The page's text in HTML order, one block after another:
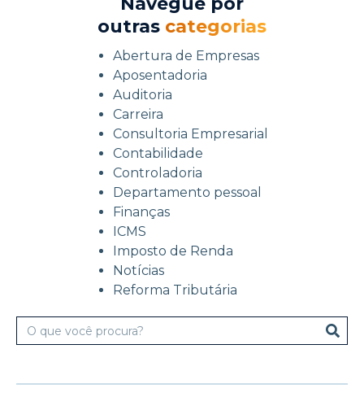
outras categorias
Abertura de Empresas
Aposentadoria
Auditoria
Carreira
Consultoria Empresarial
Contabilidade
Controladoria
Departamento pessoal
Finanças
ICMS
Imposto de Renda
Notícias
Reforma Tributária